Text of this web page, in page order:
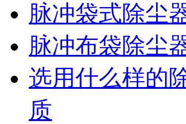
脉冲袋式除尘
脉冲布袋除尘
选用什么样的
质